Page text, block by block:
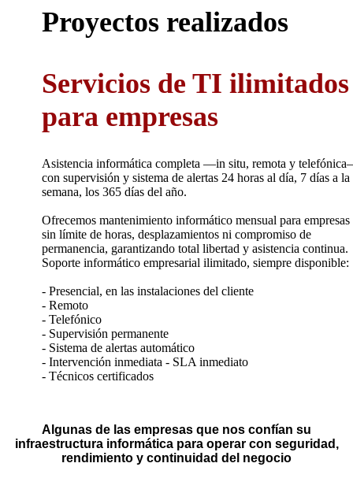
Proyectos realizados
Servicios de TI ilimitados
para empresas
Asistencia informática completa —in situ, remota y
con supervisión y sistema de alertas 24 horas al día, 7 días a la
semana, los 365 días del año.
Ofrecemos mantenimiento informático mensual para empresas
sin límite de horas, desplazamientos ni compromiso de
permanencia, garantizando total libertad y asistencia continua.
Soporte informático empresarial ilimitado, siempre disponible:
- Presencial, en las instalaciones del cliente
- Remoto
- Telefónico
- Supervisión permanente
- Sistema de alertas automático
- Intervención inmediata - SLA inmediato
- Técnicos certificados
Algunas de las empresas que nos confían su
infraestructura informática para operar con seguridad,
rendimiento y continuidad del negocio